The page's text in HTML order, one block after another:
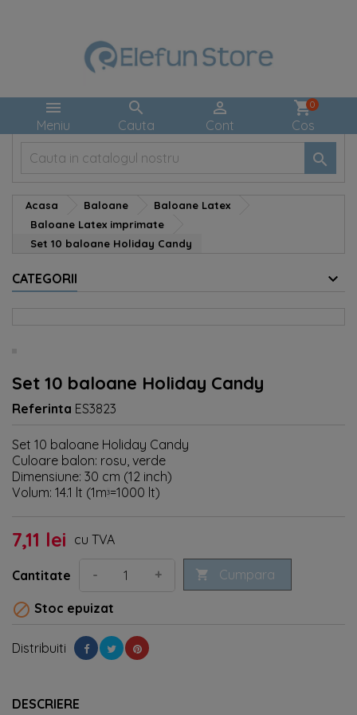

Meniu

Cauta

Cont
shopping_cart
Cos
0

Acasa Baloane
Baloane Latex
Baloane Latex imprimate
Set 10 baloane Holiday Candy
CATEGORII
Set 10 baloane Holiday Candy
Referinta ES3823
Set 10 baloane Holiday Candy
Culoare balon: rosu, verde
Dimensiune: 30 cm (12 inch)
Volum: 14.1 lt (1m³=1000 lt)
7,11 lei cu TVA
Cantitate - +  Cumpara
 Stoc epuizat
Distribuiti
DESCRIERE